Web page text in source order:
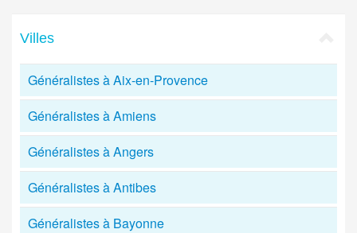
Villes
Généralistes à Aix-en-Provence
Généralistes à Amiens
Généralistes à Angers
Généralistes à Antibes
Généralistes à Bayonne